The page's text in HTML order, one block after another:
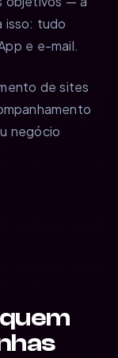
isso: tudo
e e-mail.
de sites
negócio